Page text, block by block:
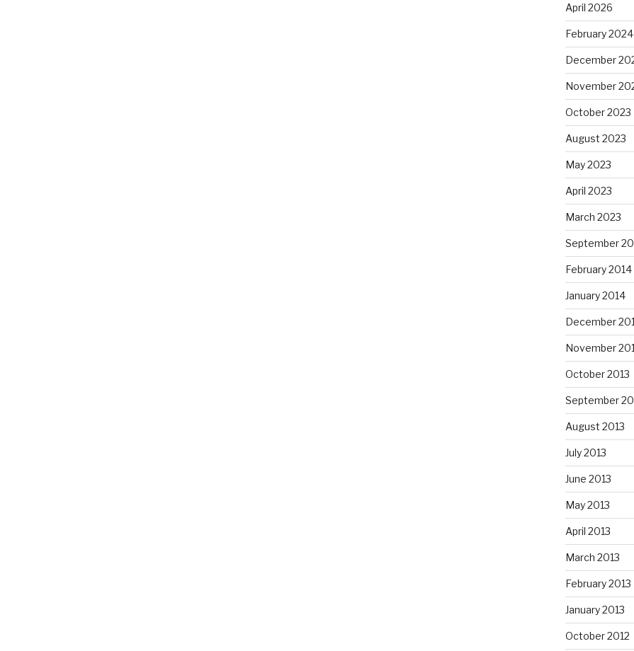
April 2026
February 2024
December
November
October 2023
August 2023
May 2023
April 2023
March 2023
September
February 2014
January 2014
December
November
October 2013
September
August 2013
July 2013
June 2013
May 2013
April 2013
March 2013
February 2013
January 2013
October 2012